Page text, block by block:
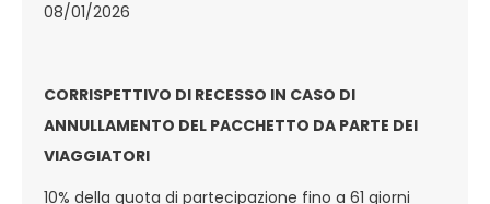
08/01/2026
CORRISPETTIVO DI RECESSO IN CASO DI
ANNULLAMENTO DEL PACCHETTO DA PARTE DEI
VIAGGIATORI
10% della quota di partecipazione fino a 61 giorni